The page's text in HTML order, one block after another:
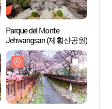
Parque del Monte
Jehwangsan (제황산공원)